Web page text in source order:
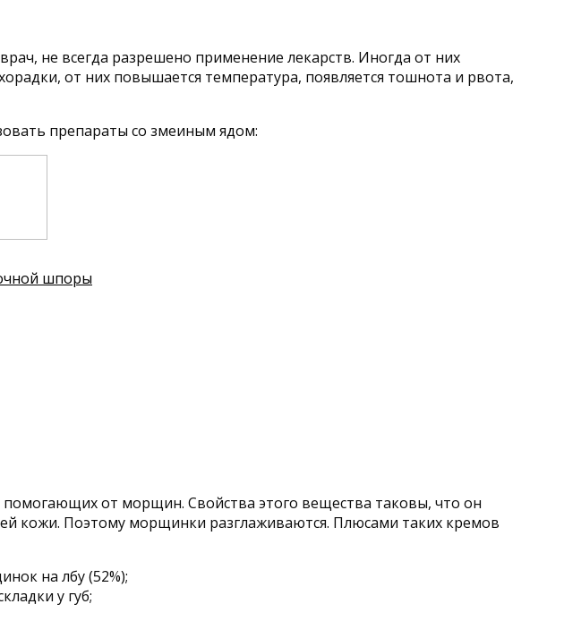
не всегда разрешено применение лекарств. Иногда от них
от них повышается температура, появляется тошнота и рвота,
препараты со змеиным ядом:
шпоры
от морщин. Свойства этого вещества таковы, что он
кожи. Поэтому морщинки разглаживаются. Плюсами таких кремов
на лбу (52%);
у губ;